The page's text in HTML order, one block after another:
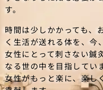
す。
時間は少しかかっても、
く生活が送れる体を、今
女性にとって刺さない鍼
なる世の中を目指してい
女性がもっと楽に、楽し